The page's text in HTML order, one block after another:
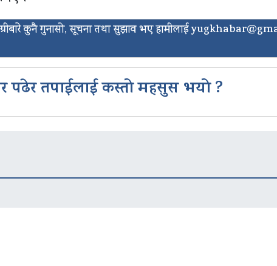
कुनै गुनासो, सूचना तथा सुझाव भए हामीलाई
पढेर तपाईलाई कस्तो महसुस भयो ?